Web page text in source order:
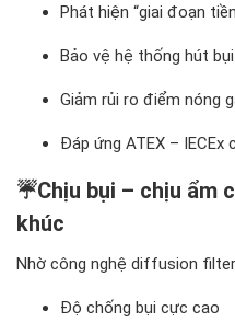
Phát hiện “giai đoạn
Bảo vệ hệ thống hút
Giảm rủi ro điểm nóng
Đáp ứng ATEX – IECEx
☔Chịu bụi – chịu ẩm
khúc
Nhờ công nghệ diffusion
Độ chống bụi cực cao